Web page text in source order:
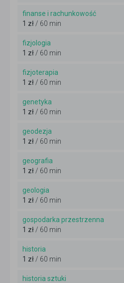
finanse i rachunkowość
1 zł / 60 min
fizjologia
1 zł / 60 min
fizjoterapia
1 zł / 60 min
genetyka
1 zł / 60 min
geodezja
1 zł / 60 min
geografia
1 zł / 60 min
geologia
1 zł / 60 min
gospodarka przestrzenna
1 zł / 60 min
historia
1 zł / 60 min
historia sztuki